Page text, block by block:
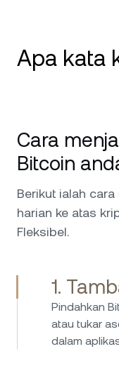
Apa kata
terutamanya
dan ia sangat
perbelanjaan
aset yang
sokongan
mesra, dan
Nexo bukan
pelaburan
boleh
EUR, USD,
Cara
Bitcoin
Berikut ialah
harian ke atas
Fleksibel.
1.
Pindahkan
atau tukar
dalam